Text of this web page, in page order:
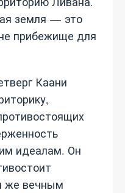
земля — это
прибежище для
Каани
идеалам. Он
же вечным